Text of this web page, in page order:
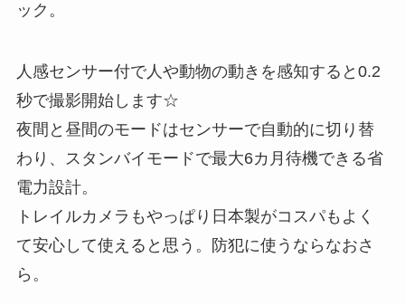
ック。
人感センサー付で人や動物の動きを感知すると0.2
秒で撮影開始します☆
夜間と昼間のモードはセンサーで自動的に切り替
わり、スタンバイモードで最大6カ月待機できる省
電力設計。
トレイルカメラもやっぱり日本製がコスパもよく
て安心して使えると思う。防犯に使うならなおさ
ら。